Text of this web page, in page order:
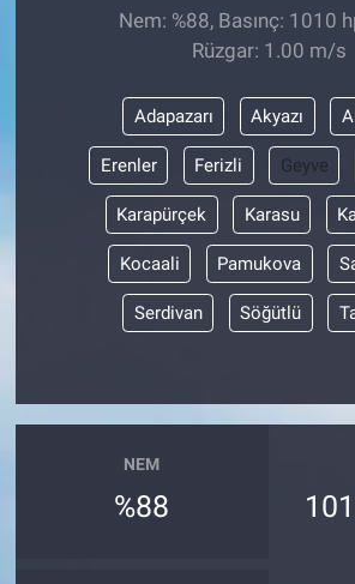
Nem: %88, Basınç: 1010
Rüzgar: 1.00 m/s
Adapazarı Akyazı
Erenler Ferizli Geyve
Karapürçek Karasu
Kocaali Pamukova
Serdivan Söğütlü
NEM
%88